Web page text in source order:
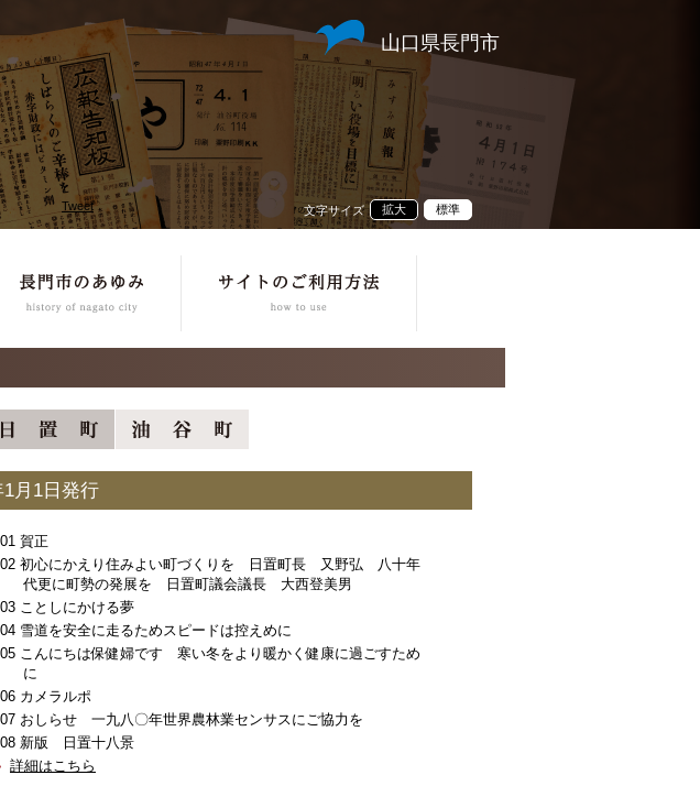
山口県長門市
Tweet 文字サイズ 標準
拡大
月1日発行
賀正
初心にかえり住みよい町づくりを 日置町長 又野弘 八十年
代更に町勢の発展を 日置町議会議長 大西登美男
ことしにかける夢
雪道を安全に走るためスピードは控えめに
こんにちは保健婦です 寒い冬をより暖かく健康に過ごすため
に
カメラルポ
おしらせ 一九八〇年世界農林業センサスにご協力を
新版 日置十八景
詳細はこちら